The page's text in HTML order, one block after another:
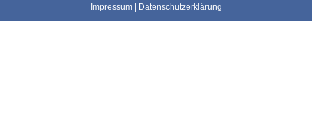
Impressum| Datenschutzerklärung